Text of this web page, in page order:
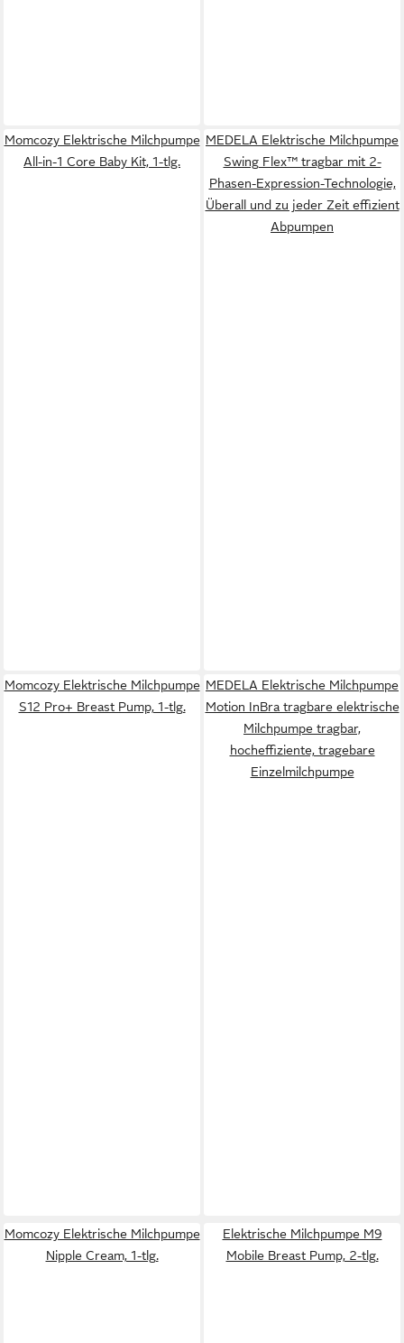
Momcozy Elektrische Milchpumpe
All-in-1 Core Baby Kit, 1-tlg.
MEDELA Elektrische Milchpumpe
Swing Flex™ tragbar mit 2-
Phasen-Expression-Technologie,
Überall und zu jeder Zeit effizient
Abpumpen
Momcozy Elektrische Milchpumpe
S12 Pro+ Breast Pump, 1-tlg.
MEDELA Elektrische Milchpumpe
Motion InBra tragbare elektrische
Milchpumpe tragbar,
hocheffiziente, tragebare
Einzelmilchpumpe
Momcozy Elektrische Milchpumpe
Nipple Cream, 1-tlg.
Elektrische Milchpumpe M9
Mobile Breast Pump, 2-tlg.